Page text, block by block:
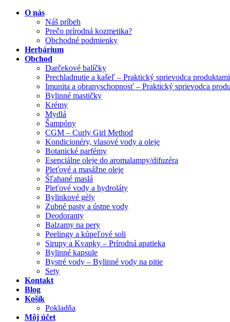
O nás
Náš príbeh
Prečo prírodná kozmetika?
Obchodné podmienky
Herbárium
Obchod
Darčekové balíčky
Prechladnutie a kašeľ – Praktický sprievodca produktami
Imunita a obranyschopnosť – Praktický sprievodca
Bylinné mastičky
Krémy
Mydlá
Šampóny
CGM – Curly Girl Method
Kondicionéry, vlasové vody a oleje
Botanické parfémy
Esenciálne oleje do aromalampy/difuzéra
Pleťové a masážne oleje
Šľahané maslá
Pleťové vody a hydroláty
Bylinkové gély
Zubné pasty a ústne vody
Deodoranty
Balzamy na pery
Peelingy a kúpeľové soli
Sirupy a Kvapky – Prírodná apatieka
Bylinné kapsule
Bystré vody – Bylinné vody na pitie
Sety
Kontakt
Blog
Košík
Pokladňa
Môj účet